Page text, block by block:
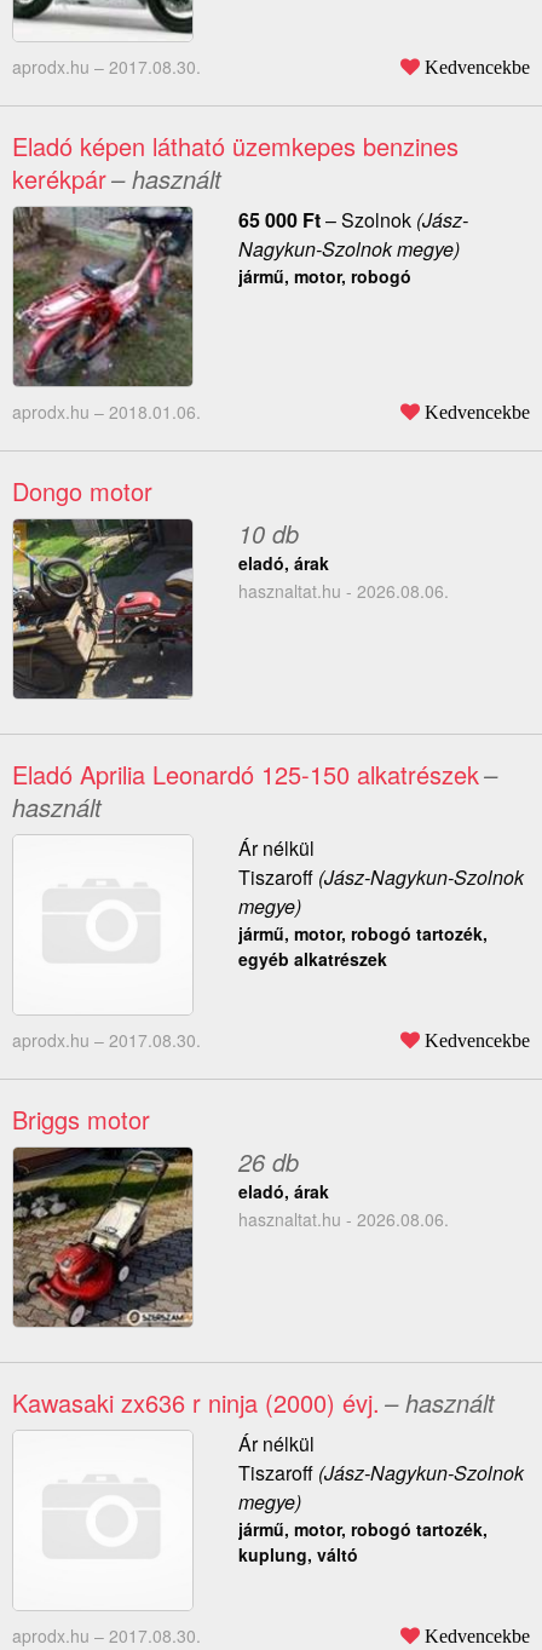
aprodx.hu – 2017.08.30. Kedvencekbe
Eladó képen látható üzemkepes benzines
kerékpár– használt
65 000 Ft–Szolnok(Jász-
Nagykun-Szolnok megye)
jármű, motor, robogó
aprodx.hu – 2018.01.06. Kedvencekbe
Dongo motor
10 db
eladó, árak
hasznaltat.hu - 2026.08.06.
Eladó Aprilia Leonardó 125-150 alkatrészek–
használt
Ár nélkül
Tiszaroff(Jász-Nagykun-Szolnok
megye)
jármű, motor, robogó tartozék,
egyéb alkatrészek
aprodx.hu – 2017.08.30. Kedvencekbe
Briggs motor
26 db
eladó, árak
hasznaltat.hu - 2026.08.06.
Kawasaki zx636 r ninja (2000) évj. – használt
Ár nélkül
Tiszaroff(Jász-Nagykun-Szolnok
megye)
jármű, motor, robogó tartozék,
kuplung, váltó
aprodx.hu – 2017.08.30. Kedvencekbe